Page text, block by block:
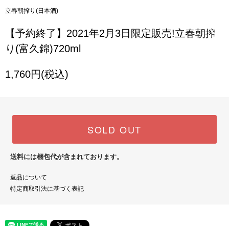
立春朝搾り(日本酒)
【予約終了】2021年2月3日限定販売!立春朝搾
り(富久錦)720ml
1,760円(税込)
SOLD OUT
送料には梱包代が含まれております。
返品について
特定商取引法に基づく表記